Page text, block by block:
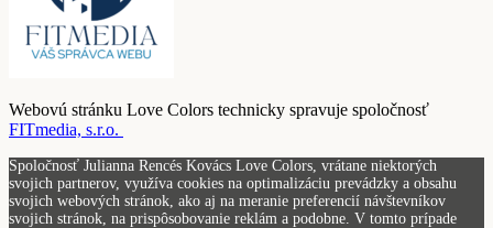
Webovú stránku Love Colors technicky spravuje spoločnosť
FITmedia, s.r.o.
Spoločnosť Julianna Rencés Kovács Love Colors, vrátane niektorých
svojich partnerov, využíva cookies na optimalizáciu prevádzky a obsahu
svojich webových stránok, ako aj na meranie preferencií návštevníkov
svojich stránok, na prispôsobovanie reklám a podobne. V tomto prípade